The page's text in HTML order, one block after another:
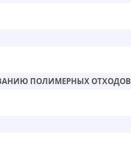
ПОЛИМЕРНЫХ ОТХОДОВ